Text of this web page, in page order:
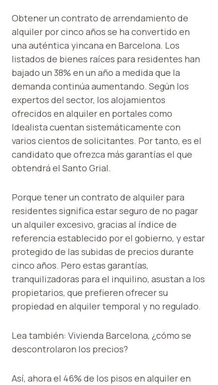
Obtener un contrato de arrendamiento de
alquiler por cinco años se ha convertido en
una auténtica yincana en Barcelona. Los
listados de bienes raíces para residentes han
bajado un 38% en un año a medida que la
demanda continúa aumentando. Según los
expertos del sector, los alojamientos
ofrecidos en alquiler en portales como
Idealista cuentan sistemáticamente con
varios cientos de solicitantes. Por tanto, es el
candidato que ofrezca más garantías el que
obtendrá el Santo Grial.
Porque tener un contrato de alquiler para
residentes significa estar seguro de no pagar
un alquiler excesivo, gracias al índice de
referencia establecido por el gobierno, y estar
protegido de las subidas de precios durante
cinco años. Pero estas garantías,
tranquilizadoras para el inquilino, asustan a los
propietarios, que prefieren ofrecer su
propiedad en alquiler temporal y no regulado.
Lea también: Vivienda Barcelona, ​​¿cómo se
descontrolaron los precios?
Así, ahora el 46% de los pisos en alquiler en